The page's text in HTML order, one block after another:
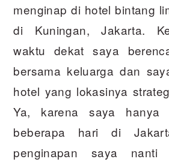
menginap di hotel bintang
di Kuningan, Jakarta.
waktu dekat saya
bersama keluarga dan
hotel yang lokasinya
Ya, karena saya hanya
beberapa hari di
penginapan saya nanti